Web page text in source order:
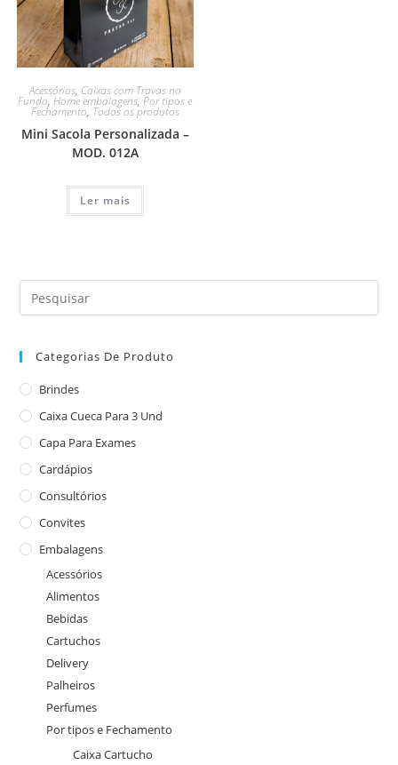
Acessórios, Caixas com Travas no
Fundo,Home embalagens,Por tipos e
Fechamento, Todos os produtos
Mini Sacola Personalizada –
MOD. 012A
Ler mais
Categorias De Produto
Brindes
Caixa Cueca Para 3 Und
Capa Para Exames
Cardápios
Consultórios
Convites
Embalagens
Acessórios
Alimentos
Bebidas
Cartuchos
Delivery
Palheiros
Perfumes
Por tipos e Fechamento
Caixa Cartucho